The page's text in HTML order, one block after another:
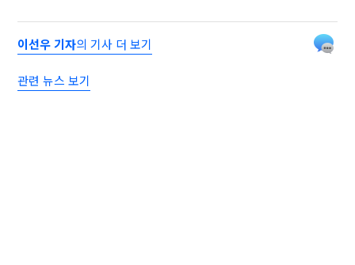
이선우 기자의 기사 더 보기
관련 뉴스 보기